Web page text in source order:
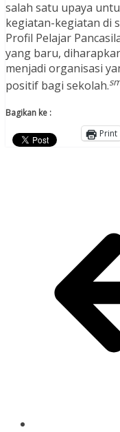
salah satu upaya
kegiatan-kegiatan di
Profil Pelajar
yang baru,
menjadi organisasi
positif bagi sekolah.
Bagikan ke :
Print